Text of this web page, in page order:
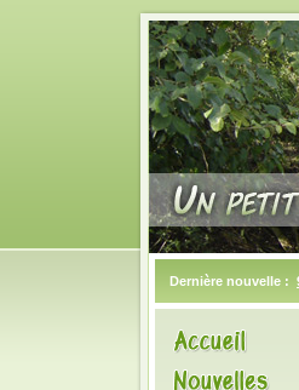
Dernière nouvelle :